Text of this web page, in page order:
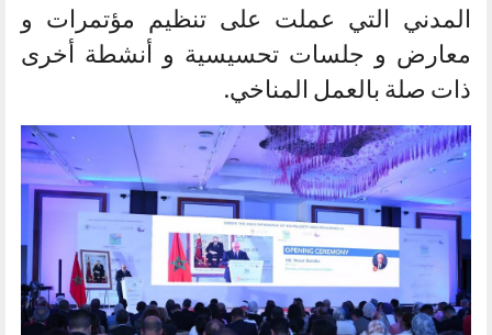
المدني التي عملت على تنظيم مؤتمرات و
معارض و جلسات تحسيسية و أنشطة أخرى
ذات صلة بالعمل المناخي.